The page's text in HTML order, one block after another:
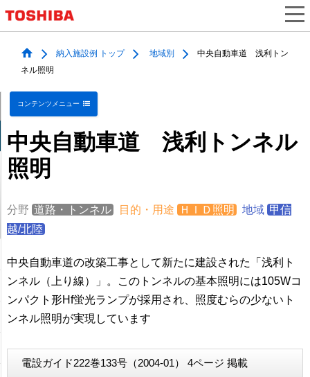
納入施設例 トップ 地域別
中央自動車道 浅利トン
ネル照明
コンテンツメニュー
中央自動車道 浅利トンネル
照明
分野 道路・トンネル 目的・用途 ＨＩＤ照明 地域 甲信
越/北陸
中央自動車道の改築工事として新たに建設された「浅利ト
ンネル（上り線）」。このトンネルの基本照明には105Wコ
ンパクト形Hf蛍光ランプが採用され、照度むらの少ないト
ンネル照明が実現しています
電設ガイド222巻133号（2004-01） 4ページ 掲載